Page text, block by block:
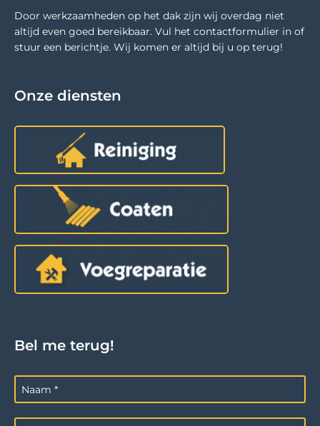
Door werkzaamheden op het dak zijn wij overdag niet
altijd even goed bereikbaar. Vul het contactformulier in of
stuur een berichtje. Wij komen er altijd bij u op terug!
Onze diensten
Bel me terug!